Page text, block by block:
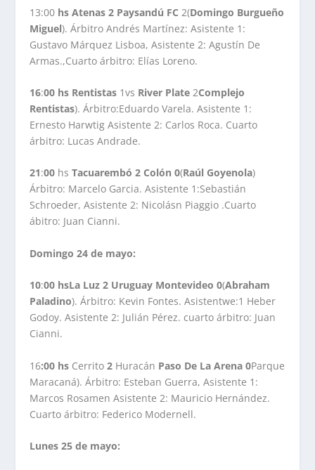
13:00 hs Atenas 2 Paysandú FC 2(Domingo Burgueño
Miguel). Árbitro Andrés Martínez: Asistente 1:
Gustavo Márquez Lisboa, Asistente 2: Agustín De
Armas.,Cuarto árbitro: Elías Loreno.
16:00 hs Rentistas 1vs River Plate2Complejo
Rentistas). Árbitro:Eduardo Varela. Asistente 1:
Ernesto Harwtig Asistente 2: Carlos Roca. Cuarto
árbitro: Lucas Andrade.
21:00 hsTacuarembó 2 Colón 0(Raúl Goyenola)
Árbitro: Marcelo Garcia. Asistente 1:Sebastián
Schroeder, Asistente 2: Nicolásn Piaggio .Cuarto
ábitro: Juan Cianni.
Domingo 24 de mayo:
10:00 hsLa Luz 2 Uruguay Montevideo 0(Abraham
Paladino). Árbitro: Kevin Fontes. Asistentwe:1 Heber
Godoy. Asistente 2: Julián Pérez. cuarto árbitro: Juan
Cianni.
16:00 hs Cerrito 2 Huracán Paso De La Arena 0Parque
Maracaná). Árbitro: Esteban Guerra, Asistente 1:
Marcos Rosamen Asistente 2: Mauricio Hernández.
Cuarto árbitro: Federico Modernell.
Lunes 25 de mayo: